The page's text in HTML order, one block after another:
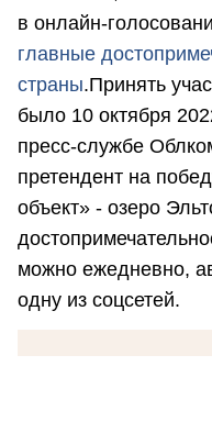
в онлайн-
главные
страны.Принять
было 10 октября
пресс-службе
претендент на
объект» - озеро
можно ежедневно,
одну из соцсетей.